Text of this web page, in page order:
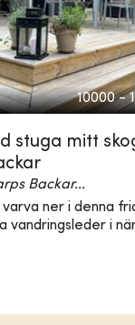
10000 -
stuga mitt
Backar...
varva ner i denna
vandringsleder i